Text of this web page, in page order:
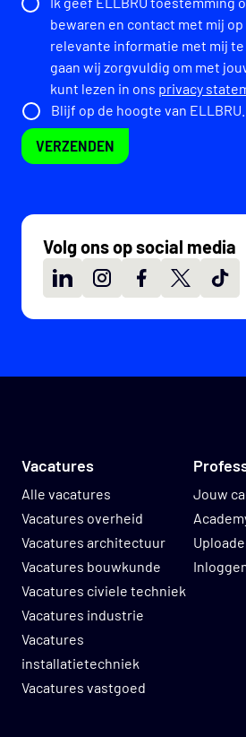
bewaren en contact met mij
relevante informatie met mij
gaan wij zorgvuldig om met
kunt lezen in ons privacy
Blijf op de hoogte van ELLBRU.
VERZENDEN
Volg ons op social media
LinkedInInstagram
Facebook
X
Vacatures
Alle vacatures
Vacatures overheid
Vacatures architectuur
Vacatures bouwkunde
Vacatures civiele techniek
Vacatures industrie
Vacatures
installatietechniek
Vacatures vastgoed
Jouw